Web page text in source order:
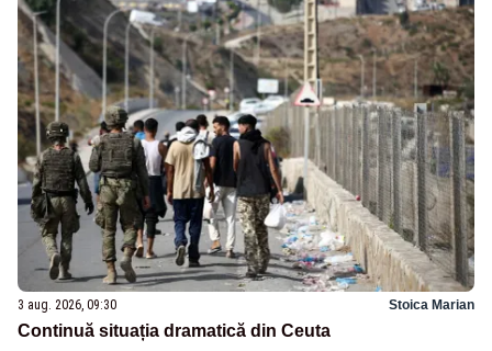
3 aug. 2026, 09:30 Stoica Marian
Continuă situația dramatică din Ceuta